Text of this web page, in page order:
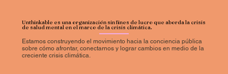
Unthinkable es una organización sin fines de lucro que aborda la crisis
de salud mental en el marco de la crisis climática.
Estamos construyendo el movimiento hacia la conciencia pública
sobre cómo afrontar, conectarnos y lograr cambios en medio de la
creciente crisis climática.